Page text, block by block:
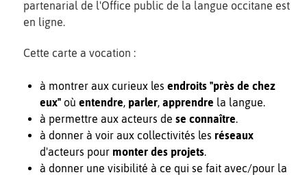
partenarial de l'Office public de la langue occitane est
en ligne.
Cette carte a vocation :
à montrer aux curieux les endroits "près de chez
eux" où entendre, parler, apprendre la langue.
à permettre aux acteurs de se connaître.
à donner à voir aux collectivités les réseaux
d'acteurs pour monter des projets.
à donner une visibilité à ce qui se fait avec/pour la